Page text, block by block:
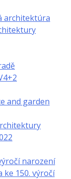
architektúra
and garden
narození
ke 150. výročí